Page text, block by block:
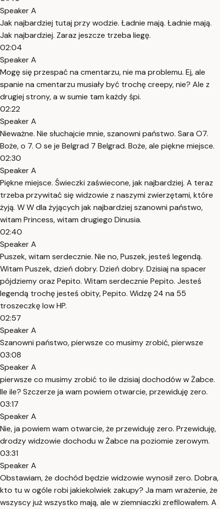
Speaker A
Jak najbardziej tutaj przy wodzie. Ładnie mają. Ładnie mają.
Jak najbardziej. Zaraz jeszcze trzeba liegę.
02:04
Speaker A
Mogę się przespać na cmentarzu, nie ma problemu. Ej, ale
spanie na cmentarzu musiały być trochę creepy, nie? Ale z
drugiej strony, a w sumie tam każdy śpi.
02:22
Speaker A
Nieważne. Nie słuchajcie mnie, szanowni państwo. Sara O7.
Boże, o 7. O se je Belgrad 7 Belgrad. Boże, ale piękne miejsce.
02:30
Speaker A
Piękne miejsce. Świeczki zaświecone, jak najbardziej. A teraz
trzeba przywitać się widzowie z naszymi zwierzętami, które
żyją. W W dla żyjących jak najbardziej szanowni państwo,
witam Princess, witam drugiego Dinusia.
02:40
Speaker A
Puszek, witam serdecznie. Nie no, Puszek, jesteś legendą.
Witam Puszek, dzień dobry. Dzień dobry. Dzisiaj na spacer
pójdziemy oraz Pepito. Witam serdecznie Pepito. Jesteś
legendą trochę jesteś obity, Pepito. Widzę 24 na 55
troszeczkę low HP.
02:57
Speaker A
Szanowni państwo, pierwsze co musimy zrobić, pierwsze
03:08
Speaker A
pierwsze co musimy zrobić to ile dzisiaj dochodów w Żabce.
Ile ile? Szczerze ja wam powiem otwarcie, przewiduję zero.
03:17
Speaker A
Nie, ja powiem wam otwarcie, że przewiduję zero. Przewiduję,
drodzy widzowie dochodu w Żabce na poziomie zerowym.
03:31
Speaker A
Obstawiam, że dochód będzie widzowie wynosił zero. Dobra,
kto tu w ogóle robi jakiekolwiek zakupy? Ja mam wrażenie, że
wszyscy już wszystko mają, ale w ziemniaczki zrefilowałem. A